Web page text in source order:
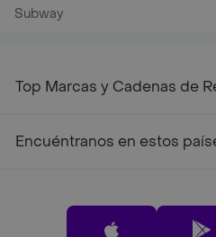
Subway
Top Marcas y Cadenas de
Encuéntranos en estos